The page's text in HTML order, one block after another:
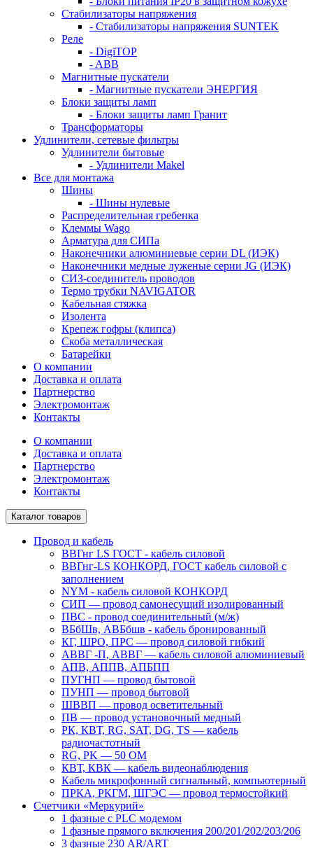
Стабилизаторы напряжения
- Стабилизаторы напряжения SUNTEK
Реле
- DigiTOP
- ABB
Магнитные пускатели
- Магнитные пускатели ЭНЕРГИЯ
Блоки защиты ламп
- Блоки защиты ламп Гранит
Трансформаторы
Удлинители, сетевые фильтры
Удлинители бытовые
- Удлинители Makel
Все для монтажа
Шины
- Шины нулевые
Распределительная гребенка
Клеммы Wago
Арматура для СИПа
Наконечники алюминиевые серии DL (ИЭК)
Наконечники медные луженые серии JG (ИЭК)
СИЗ-соединитель проводов
Термо трубки NAVIGATOR
Кабельная стяжка
Изолента
Крепеж гофры (клипса)
Скоба металлическая
Батарейки
О компании
Доставка и оплата
Партнерство
Электромонтаж
Контакты
О компании
Доставка и оплата
Партнерство
Электромонтаж
Контакты
Каталог товаров
Провод и кабель
ВВГнг LS ГОСТ - кабель силовой
ВВГнг-LS КОНКОРД, ГОСТ кабель силовой с
заполнением
NYM - кабель силовой КОНКОРД
СИП ― провод самонесущий изолированный
ПВС - провод соединительный (м/ж)
ВБбШв, АВБбшв - кабель бронированный
КГ, ШРО, ПРС ― провод силовой гибкий
АВВГ -П, АВВГ ― кабель силовой алюминиевый
АПВ, АППВ, АПБПП
ПУГНП — провод бытовой
ПУНП — провод бытовой
ШВВП — провод осветительный
ПВ ― провод установочный медный
РК, КВТ, RG, SAT, DG, TS ― кабель
радиочастотный
RG, PK ― 50 ОМ
КВТ, КВК ― кабель видеонаблюдения
Кабель микрофонный сигнальный, компьютерный
ПРКА, РКГМ, ШГЭС ― провод термостойкий
Счетчики «Меркурий»
1 фазные с PLC модемом
1 фазные прямого включения 200/201/202/203/206
3 фазные 230 AR/ART